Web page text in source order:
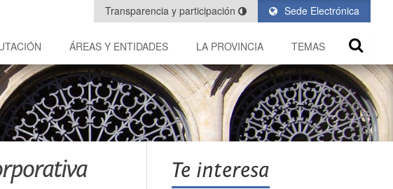
Sede Electrónica
Transparencia y participación
ÁREAS Y ENTIDADES LA PROVINCIA TEMAS
Te interesa